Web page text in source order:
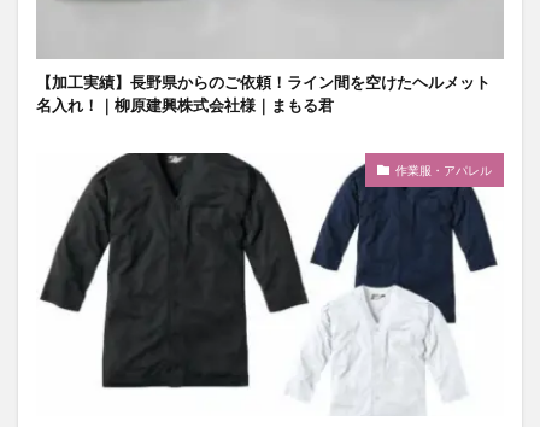
【加工実績】長野県からのご依頼！ライン間を空けたヘルメット
名入れ！｜柳原建興株式会社様｜まもる君
作業服・アパレル